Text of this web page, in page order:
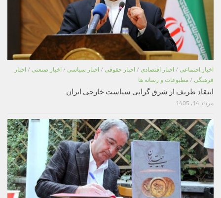
اخبار اجتماعی / اخبار اقتصادی / اخبار حقوقی / اخبار سیاسی / اخبار صنعتی / اخبار
فرهنگی / مطبوعات و رسانه ها
انتقاد ظریف از شرق گرایی سیاست خارجی ایران
مرداد 14, 1405